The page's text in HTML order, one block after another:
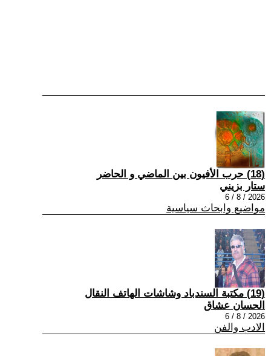
(18) حرب الأفيون بين الماضي و الحاضر
ستار بزيني
2026 / 8 / 6
مواضيع وابحاث سياسية
(19) مكتبة السندباد وشاشات الهاتف النقال
الحسان عشاق
2026 / 8 / 6
الادب والفن